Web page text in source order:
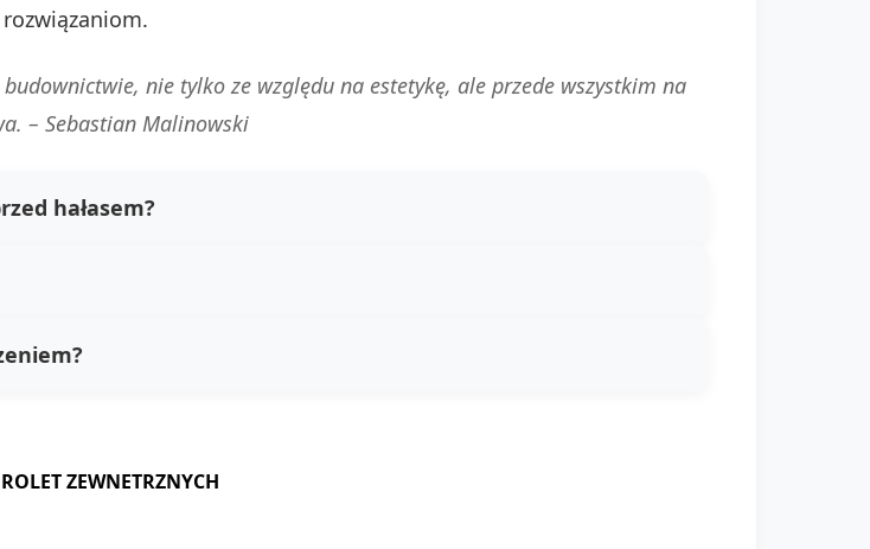
nie tylko ze względu na estetykę, ale przede wszystkim na
– Sebastian Malinowski
hałasem?
ZEWNETRZNYCH